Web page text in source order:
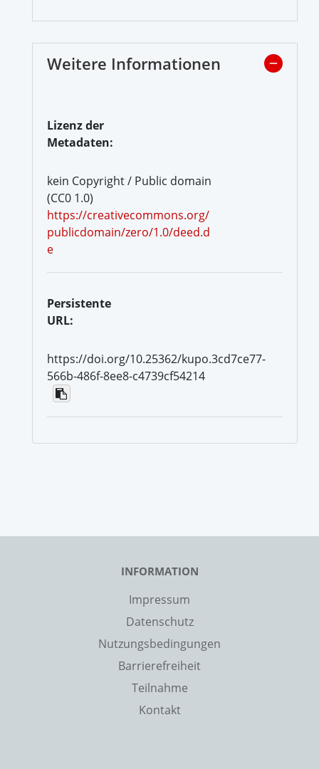
Weitere Informationen
Lizenz der
Metadaten:
kein Copyright / Public domain
(CC0 1.0)
https://creativecommons.org/
publicdomain/zero/1.0/deed.d
e
Persistente
URL:
https://doi.org/10.25362/kupo.3cd7ce77-
566b-486f-8ee8-c4739cf54214
INFORMATION
Impressum
Datenschutz
Nutzungsbedingungen
Barrierefreiheit
Teilnahme
Kontakt